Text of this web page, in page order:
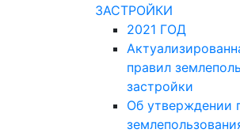
ЗАСТРОЙКИ
2021 ГОД
правил
застройки
Об утверждении